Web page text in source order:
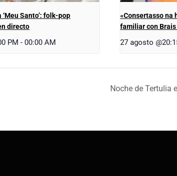
Santo’: folk-pop
directo
PM - 00:00 AM
«Consertasso na
familiar con
27 agosto
Noche de Tertulia